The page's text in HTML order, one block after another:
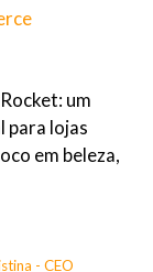
um
para lojas
em beleza,
- CEO